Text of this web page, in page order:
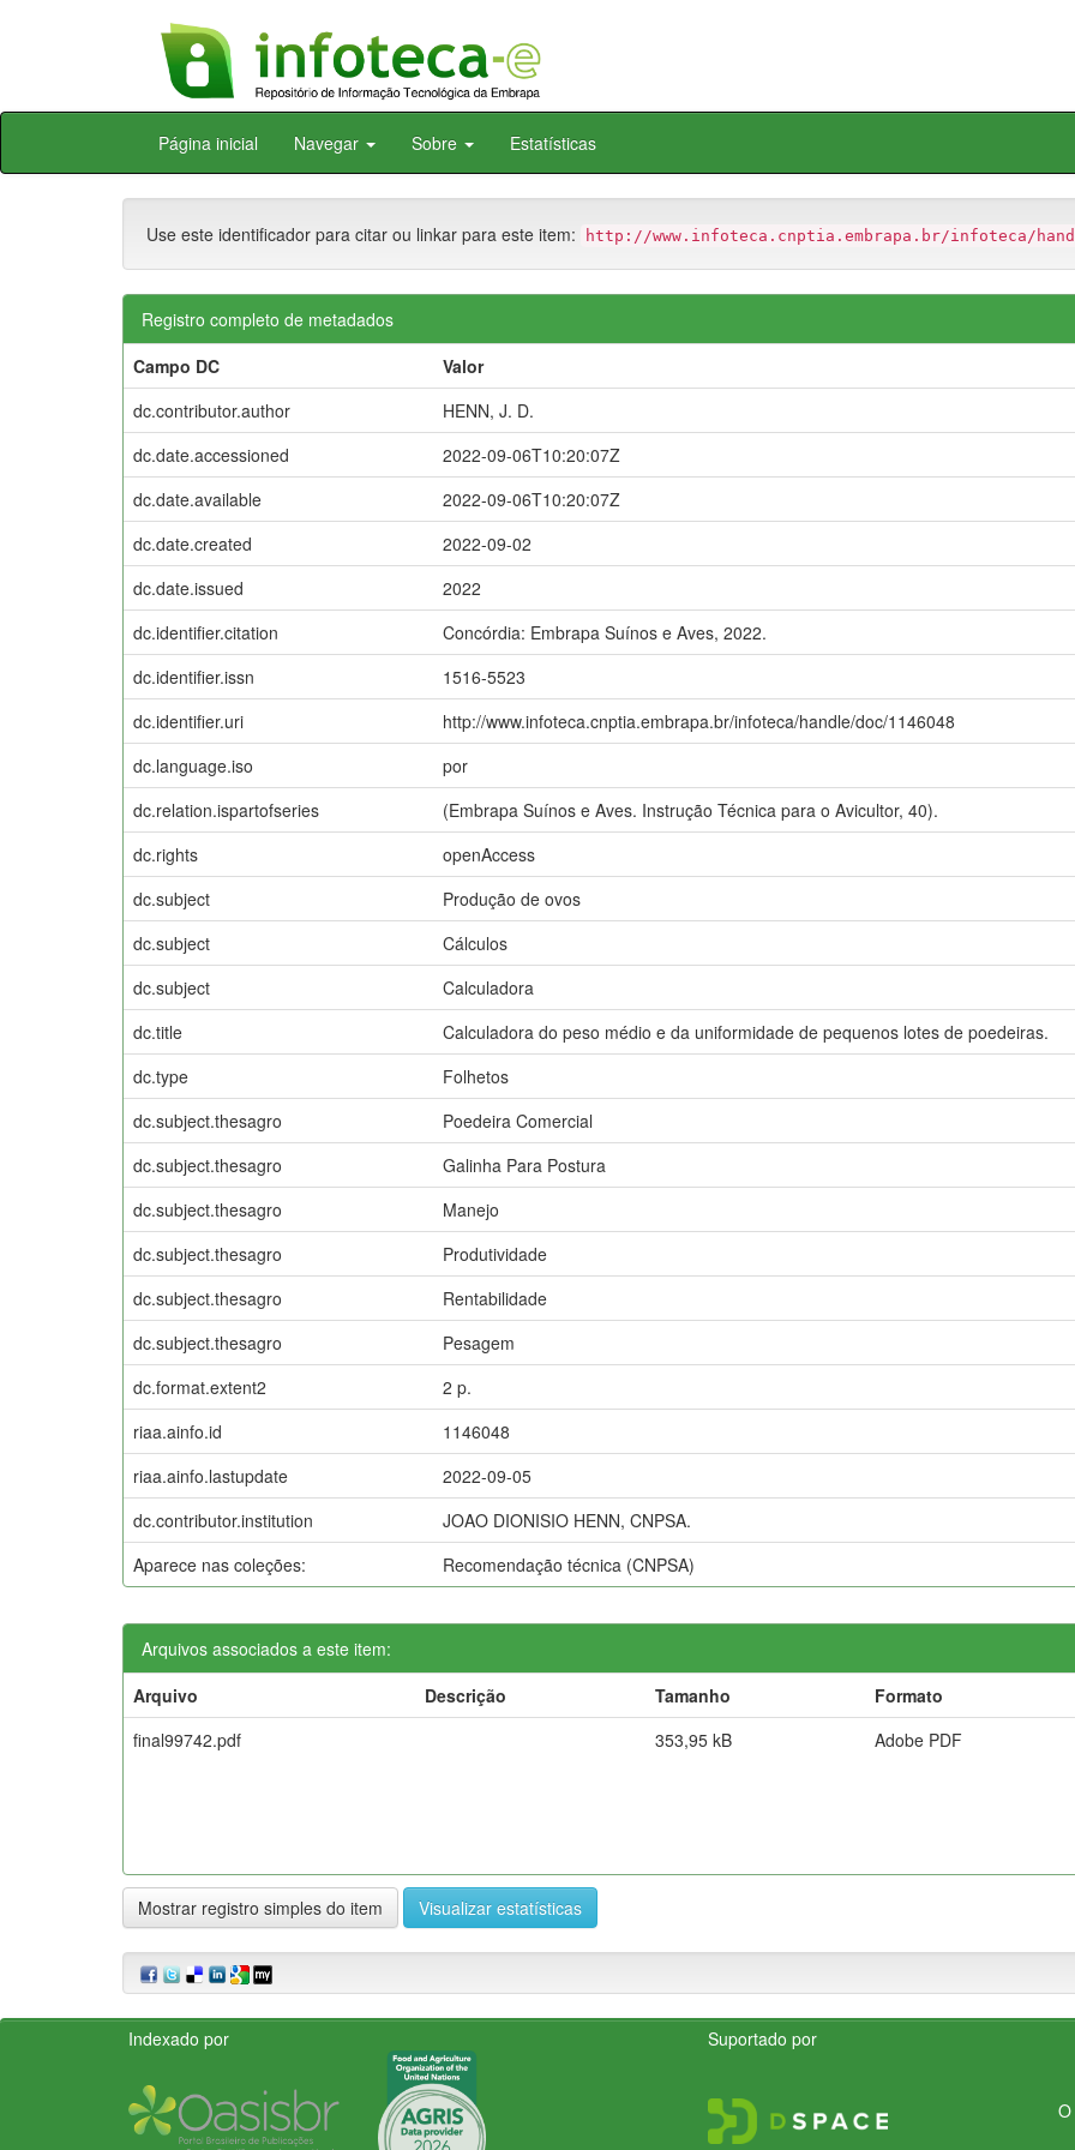
Skip
Página inicial Navegar Sobre Estatísticas
Use este identificador para citar ou linkar para este item: http://www.infoteca.cnptia.embrapa.br/infoteca/
Registro completo de metadados
Campo DC
Valor
dc.contributor.author
HENN, J. D.
dc.date.accessioned
2022-09-06T10:20:07Z
dc.date.available
2022-09-06T10:20:07Z
dc.date.created
2022-09-02
dc.date.issued
2022
dc.identifier.citation
Concórdia: Embrapa Suínos e Aves, 2022.
dc.identifier.issn
1516-5523
dc.identifier.uri
http://www.infoteca.cnptia.embrapa.br/infoteca/handle/doc/1146048
dc.language.iso
por
dc.relation.ispartofseries
(Embrapa Suínos e Aves. Instrução Técnica para o Avicultor, 40).
dc.rights
openAccess
dc.subject
Produção de ovos
dc.subject
Cálculos
dc.subject
Calculadora
dc.title
Calculadora do peso médio e da uniformidade de pequenos lotes de poedeiras.
dc.type
Folhetos
dc.subject.thesagro
Poedeira Comercial
dc.subject.thesagro
Galinha Para Postura
dc.subject.thesagro
Manejo
dc.subject.thesagro
Produtividade
dc.subject.thesagro
Rentabilidade
dc.subject.thesagro
Pesagem
dc.format.extent2
2 p.
riaa.ainfo.id
1146048
riaa.ainfo.lastupdate
2022-09-05
dc.contributor.institution
JOAO DIONISIO HENN, CNPSA.
Aparece nas coleções:
Recomendação técnica (CNPSA)
Arquivos associados a este item:
Arquivo
Descrição Tamanho
Formato
final99742.pdf
353,95 kB Adobe PDF
Mostrar registro simples do item Visualizar estatísticas
Indexado por Suportado por